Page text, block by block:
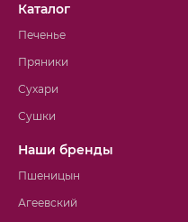
Каталог
Печенье
Пряники
Сухари
Сушки
Наши бренды
Пшеницын
Агеевский